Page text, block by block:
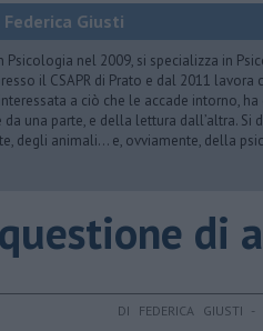
Federica Giusti
Psicologia nel 2009, si specializza in
il CSAPR di Prato e dal 2011
a ciò che le accade intorno,
da una parte, e della lettura dall’altra. Si
degli animali… e, ovviamente, della
di
DI FEDERICA GIUSTI -